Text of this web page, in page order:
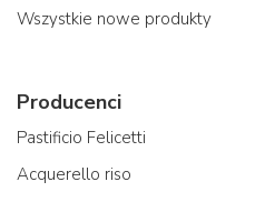
Wszystkie nowe produkty
Producenci
Pastificio Felicetti
Acquerello riso